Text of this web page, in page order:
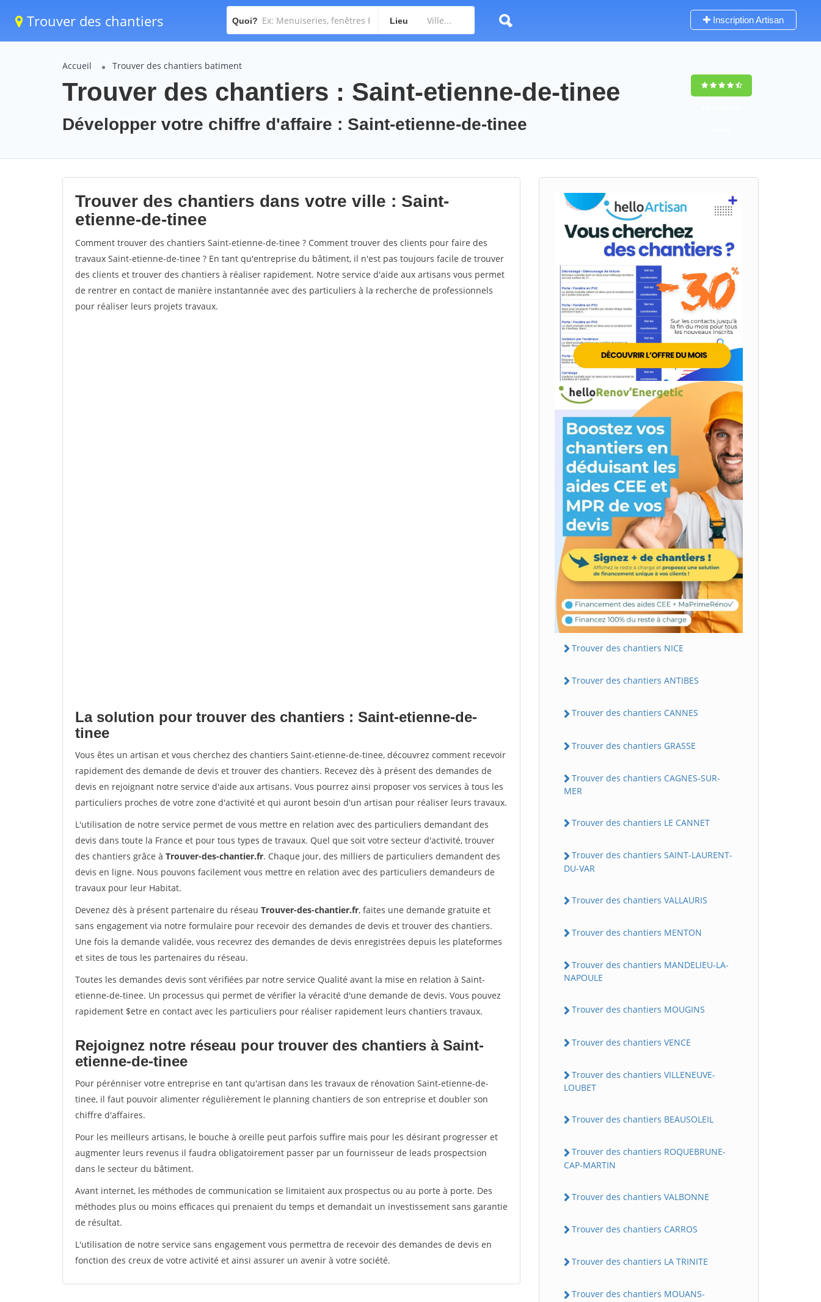
Trouver des chantiers Quoi? Lieu Inscription Artisan
Accueil Trouver des chantiers batiment
Trouver des chantiers : Saint-etienne-de-tinee
Développer votre chiffre d'affaire : Saint-etienne-de-tinee
Trouver des chantiers dans votre ville : Saint-
etienne-de-tinee
Comment trouver des chantiers Saint-etienne-de-tinee ? Comment trouver des clients pour faire des
travaux Saint-etienne-de-tinee ? En tant qu'entreprise du bâtiment, il n'est pas toujours facile de trouver
des clients et trouver des chantiers à réaliser rapidement. Notre service d'aide aux artisans vous permet
de rentrer en contact de manière instantannée avec des particuliers à la recherche de professionnels
pour réaliser leurs projets travaux.
La solution pour trouver des chantiers : Saint-etienne-de-
tinee
Vous êtes un artisan et vous cherchez des chantiers Saint-etienne-de-tinee, découvrez comment recevoir
rapidement des demande de devis et trouver des chantiers. Recevez dès à présent des demandes de
devis en rejoignant notre service d'aide aux artisans. Vous pourrez ainsi proposer vos services à tous les
particuliers proches de votre zone d'activité et qui auront besoin d'un artisan pour réaliser leurs travaux.
L'utilisation de notre service permet de vous mettre en relation avec des particuliers demandant des
devis dans toute la France et pour tous types de travaux. Quel que soit votre secteur d'activité, trouver
des chantiers grâce à Trouver-des-chantier.fr. Chaque jour, des milliers de particuliers demandent des
devis en ligne. Nous pouvons facilement vous mettre en relation avec des particuliers demandeurs de
travaux pour leur Habitat.
Devenez dès à présent partenaire du réseau Trouver-des-chantier.fr, faites une demande gratuite et
sans engagement via notre formulaire pour recevoir des demandes de devis et trouver des chantiers.
Une fois la demande validée, vous recevrez des demandes de devis enregistrées depuis les plateformes
et sites de tous les partenaires du réseau.
Toutes les demandes devis sont vérifiées par notre service Qualité avant la mise en relation à Saint-
etienne-de-tinee. Un processus qui permet de vérifier la véracité d'une demande de devis. Vous pouvez
rapidement $etre en contact avec les particuliers pour réaliser rapidement leurs chantiers travaux.
Rejoignez notre réseau pour trouver des chantiers à Saint-
etienne-de-tinee
Pour pérénniser votre entreprise en tant qu'artisan dans les travaux de rénovation Saint-etienne-de-
tinee, il faut pouvoir alimenter régulièrement le planning chantiers de son entreprise et doubler son
chiffre d'affaires.
Pour les meilleurs artisans, le bouche à oreille peut parfois suffire mais pour les désirant progresser et
augmenter leurs revenus il faudra obligatoirement passer par un fournisseur de leads prospectsion
dans le secteur du bâtiment.
Avant internet, les méthodes de communication se limitaient aux prospectus ou au porte à porte. Des
méthodes plus ou moins efficaces qui prenaient du temps et demandait un investissement sans garantie
de résultat.
L'utilisation de notre service sans engagement vous permettra de recevoir des demandes de devis en
fonction des creux de votre activité et ainsi assurer un avenir à votre société.
Trouver des chantiers NICE
Trouver des chantiers ANTIBES
Trouver des chantiers CANNES
Trouver des chantiers GRASSE
Trouver des chantiers CAGNES-SUR-
MER
Trouver des chantiers LE CANNET
Trouver des chantiers SAINT-LAURENT-
DU-VAR
Trouver des chantiers VALLAURIS
Trouver des chantiers MENTON
Trouver des chantiers MANDELIEU-LA-
NAPOULE
Trouver des chantiers MOUGINS
Trouver des chantiers VENCE
Trouver des chantiers VILLENEUVE-
LOUBET
Trouver des chantiers BEAUSOLEIL
Trouver des chantiers ROQUEBRUNE-
CAP-MARTIN
Trouver des chantiers VALBONNE
Trouver des chantiers CARROS
Trouver des chantiers LA TRINITE
Trouver des chantiers MOUANS-